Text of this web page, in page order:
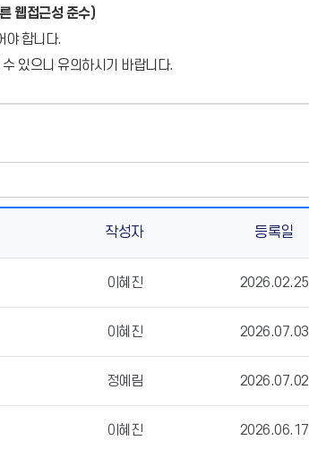
웹접근성 준수)
야 합니다.
있으니 유의하시기 바랍니다.
작성자 등록일
이혜진 2026.02.25
이혜진 2026.07.03
정예림 2026.07.02
이혜진 2026.06.17